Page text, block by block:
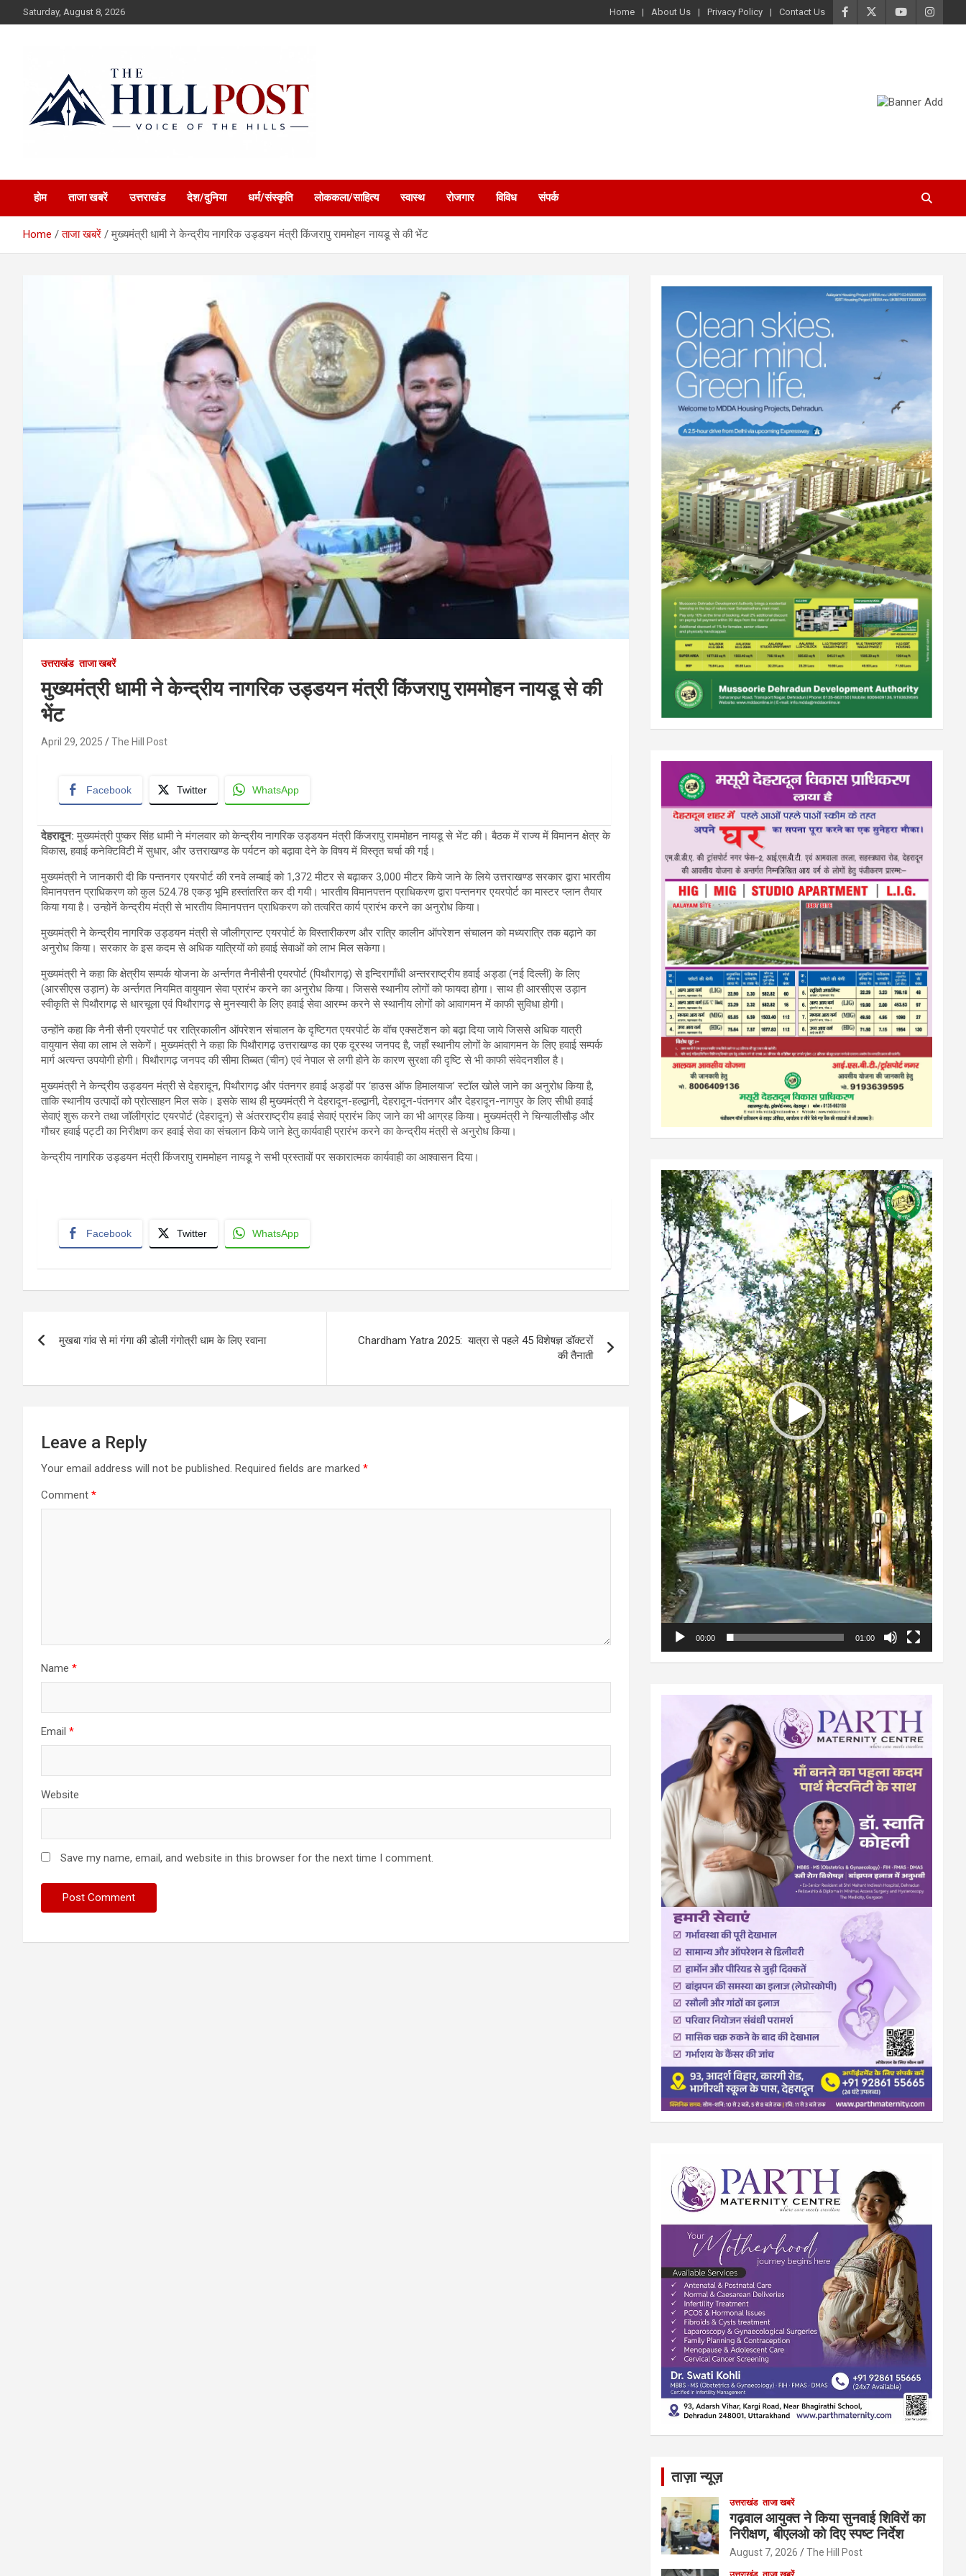
to
Saturday, August 8, 2026 Home About Us Privacy Policy Contact Us
The Hillpost
होम ताजा खबरें उत्तराखंड देश/दुनिया धर्म/संस्कृति लोककला/साहित्य स्वास्थ रोजगार विविध संपर्क
Home ताजा खबरें मुख्यमंत्री धामी ने केन्द्रीय नागरिक उड्डयन मंत्री किंजरापु राममोहन नायडू से की भेंट
उत्तराखंड ताजा खबरें
मुख्यमंत्री धामी ने केन्द्रीय नागरिक उड्डयन मंत्री किंजरापु राममोहन नायडू से की
भेंट
April 29, 2025 The Hill Post
Facebook Twitter WhatsApp
देहरादून: मुख्यमंत्री पुष्कर सिंह धामी ने मंगलवार को केन्द्रीय नागरिक उड्डयन मंत्री किंजरापु राममोहन नायडू से भेंट की। बैठक में राज्य में विमानन क्षेत्र के
विकास, हवाई कनेक्टिविटी में सुधार, और उत्तराखण्ड के पर्यटन को बढ़ावा देने के विषय में विस्तृत चर्चा की गई।
मुख्यमंत्री ने जानकारी दी कि पन्तनगर एयरपोर्ट की रनवे लम्बाई को 1,372 मीटर से बढ़ाकर 3,000 मीटर किये जाने के लिये उत्तराखण्ड सरकार द्वारा भारतीय
विमानपत्तन प्राधिकरण को कुल 524.78 एकड़ भूमि हस्तांतरित कर दी गयी। भारतीय विमानपत्तन प्राधिकरण द्वारा पन्तनगर एयरपोर्ट का मास्टर प्लान तैयार
किया गया है। उन्होनें केन्द्रीय मंत्री से भारतीय विमानपत्तन प्राधिकरण को तत्वरित कार्य प्रारंभ करने का अनुरोध किया।
मुख्यमंत्री ने केन्द्रीय नागरिक उड्डयन मंत्री से जौलीग्रान्ट एयरपोर्ट के विस्तारीकरण और रात्रि कालीन ऑपरेशन संचालन को मध्यरात्रि तक बढ़ाने का
अनुरोध किया। सरकार के इस कदम से अधिक यात्रियों को हवाई सेवाओं को लाभ मिल सकेगा।
मुख्यमंत्री ने कहा कि क्षेत्रीय सम्पर्क योजना के अर्न्तगत नैनीसैनी एयरपोर्ट (पिथौरागढ़) से इन्दिरागाँधी अन्तरराष्ट्रीय हवाई अड्डा (नई दिल्ली) के लिए
(आरसीएस उड़ान) के अर्न्तगत नियमित वायुयान सेवा प्रारंभ करने का अनुरोध किया। जिससे स्थानीय लोगों को फायदा होगा। साथ ही आरसीएस उड़ान
स्वीकृति से पिथौरागढ़ से धारचूला एवं पिथौरागढ़ से मुनस्यारी के लिए हवाई सेवा आरम्भ करने से स्थानीय लोगों को आवागमन में काफी सुविधा होगी।
उन्होंने कहा कि नैनी सैनी एयरपोर्ट पर रात्रिकालीन ऑपरेशन संचालन के दृष्टिगत एयरपोर्ट के वॉच एक्सटेंशन को बढ़ा दिया जाये जिससे अधिक यात्री
वायुयान सेवा का लाभ ले सकेगें। मुख्यमंत्री ने कहा कि पिथौरागढ़ उत्तराखण्ड का एक दूरस्थ जनपद है, जहाँ स्थानीय लोगों के आवागमन के लिए हवाई सम्पर्क
मार्ग अत्यन्त उपयोगी होगी। पिथौरागढ़ जनपद की सीमा तिब्बत (चीन) एवं नेपाल से लगी होने के कारण सुरक्षा की दृष्टि से भी काफी संवेदनशील है।
मुख्यमंत्री ने केन्द्रीय उड्डयन मंत्री से देहरादून, पिथौरागढ़ और पंतनगर हवाई अड्डों पर ‘हाउस ऑफ हिमालयाज’ स्टॉल खोले जाने का अनुरोध किया है,
ताकि स्थानीय उत्पादों को प्रोत्साहन मिल सके। इसके साथ ही मुख्यमंत्री ने देहरादून-हल्द्वानी, देहरादून-पंतनगर और देहरादून-नागपुर के लिए सीधी हवाई
सेवाएं शुरू करने तथा जॉलीग्रांट एयरपोर्ट (देहरादून) से अंतरराष्ट्रीय हवाई सेवाएं प्रारंभ किए जाने का भी आग्रह किया। मुख्यमंत्री ने चिन्यालीसौड़ और
गौचर हवाई पट्टी का निरीक्षण कर हवाई सेवा का संचलान किये जाने हेतु कार्यवाही प्रारंभ करने का केन्द्रीय मंत्री से अनुरोध किया।
केन्द्रीय नागरिक उड्डयन मंत्री किंजरापु राममोहन नायडू ने सभी प्रस्तावों पर सकारात्मक कार्यवाही का आश्वासन दिया।
Facebook Twitter WhatsApp
navigation
मुखबा गांव से मां गंगा की डोली गंगोत्री धाम के लिए रवाना
Chardham Yatra 2025: यात्रा से पहले 45 विशेषज्ञ डॉक्टरों
की तैनाती
Leave a Reply
Your email address will not be published. Required fields are marked *
Comment *
Name *
Email *
Website
Save my name, email, and website in this browser for the next time I comment.
Video
Player
00:00 01:00
ताज़ा न्यूज़
उत्तराखंड ताजा खबरें
गढ़वाल आयुक्त ने किया सुनवाई शिविरों का
निरीक्षण, बीएलओ को दिए स्पष्ट निर्देश
August 7, 2026 The Hill Post